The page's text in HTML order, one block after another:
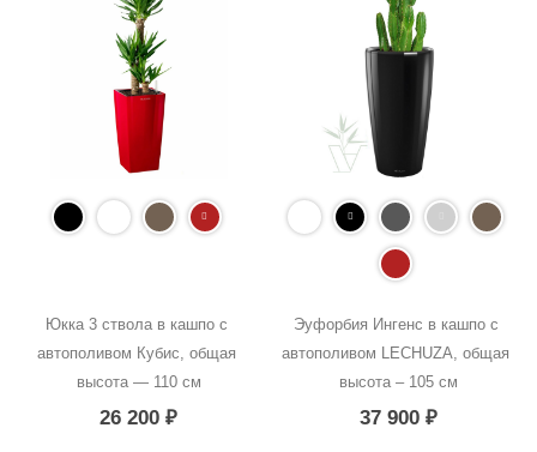
Юкка 3 ствола в кашпо с
автополивом Кубис, общая
высота — 110 см
26 200₽
Эуфорбия Ингенс в кашпо с
автополивом LECHUZA, общая
высота – 105 см
37 900 ₽